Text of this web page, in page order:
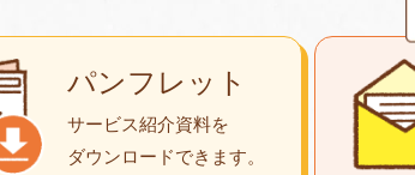
パンフレット
サービス紹介資料を
ダウンロードできます。